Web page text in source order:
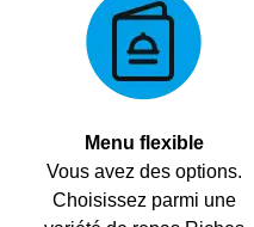
Menu flexible
Vous avez des options.
Choisissez parmi une